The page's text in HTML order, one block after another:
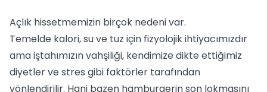
Açlık hissetmemizin birçok nedeni var.
Temelde kalori, su ve tuz için fizyolojik ihtiyacımızdır
ama iştahımızın vahşiliği, kendimize dikte ettiğimiz
diyetler ve stres gibi faktörler tarafından
yönlendirilir. Hani bazen hamburgerin son lokmasını